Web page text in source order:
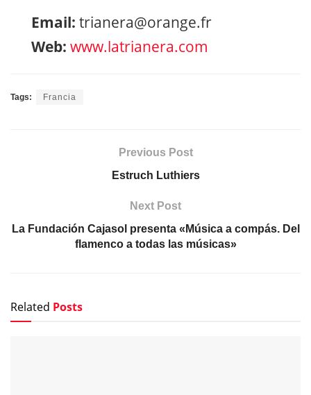
Email: trianera@orange.fr
Web: www.latrianera.com
Tags: Francia
Previous Post
Estruch Luthiers
Next Post
La Fundación Cajasol presenta «Música a compás. Del
flamenco a todas las músicas»
Related Posts